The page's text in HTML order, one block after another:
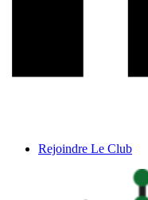
Rejoindre Le Club